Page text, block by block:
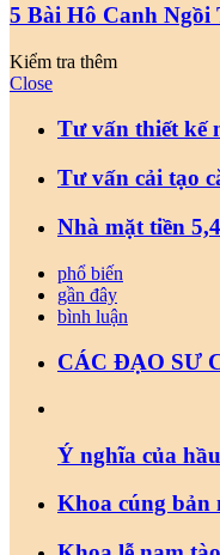
5 Bài Hô Canh Ngồi
Kiểm tra thêm
Close
Tư vấn thiết kế
Tư vấn cải tạo
Nhà mặt tiền
phổ biến
gần đây
bình luận
CÁC ĐẠO SƯ
Ý nghĩa của
Khoa cúng bản